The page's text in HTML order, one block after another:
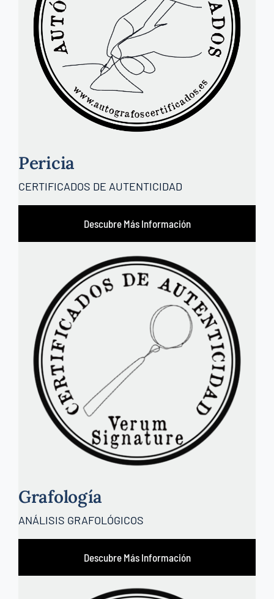
Pericia
CERTIFICADOS DE AUTENTICIDAD
Descubre Más Información
Grafología
ANÁLISIS GRAFOLÓGICOS
Descubre Más Información